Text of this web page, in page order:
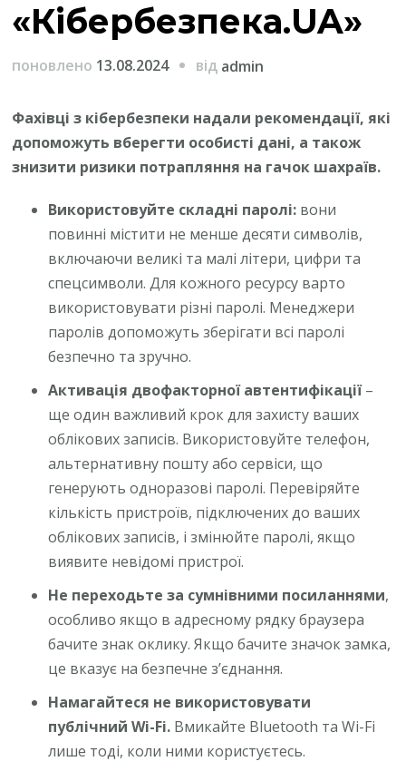
«Кібербезпека.UA»
поновлено 13.08.2024 від admin
Фахівці з кібербезпеки надали рекомендації, які
допоможуть вберегти особисті дані, а також
знизити ризики потрапляння на гачок шахраїв.
Використовуйте складні паролі: вони
повинні містити не менше десяти символів,
включаючи великі та малі літери, цифри та
спецсимволи. Для кожного ресурсу варто
використовувати різні паролі. Менеджери
паролів допоможуть зберігати всі паролі
безпечно та зручно.
Активація двофакторної автентифікації–
ще один важливий крок для захисту ваших
облікових записів. Використовуйте телефон,
альтернативну пошту або сервіси, що
генерують одноразові паролі. Перевіряйте
кількість пристроїв, підключених до ваших
облікових записів, і змінюйте паролі, якщо
виявите невідомі пристрої.
Не переходьте за сумнівними посиланнями,
особливо якщо в адресному рядку браузера
бачите знак оклику. Якщо бачите значок замка,
це вказує на безпечне з’єднання.
Намагайтеся не використовувати
публічний Wi-Fi. Вмикайте Bluetooth та Wi-Fi
лише тоді, коли ними користуєтесь.